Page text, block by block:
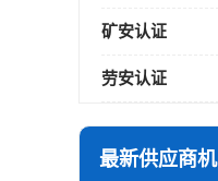
矿安认证
劳安认证
最新供应商机